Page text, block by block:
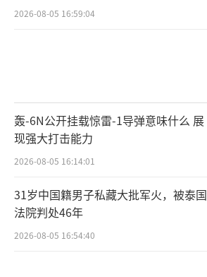
2026-08-05 16:59:04
轰-6N公开挂载惊雷-1导弹意味什么 展
现强大打击能力
2026-08-05 16:14:01
31岁中国籍男子私藏大批军火，被泰国
法院判处46年
2026-08-05 16:54:40